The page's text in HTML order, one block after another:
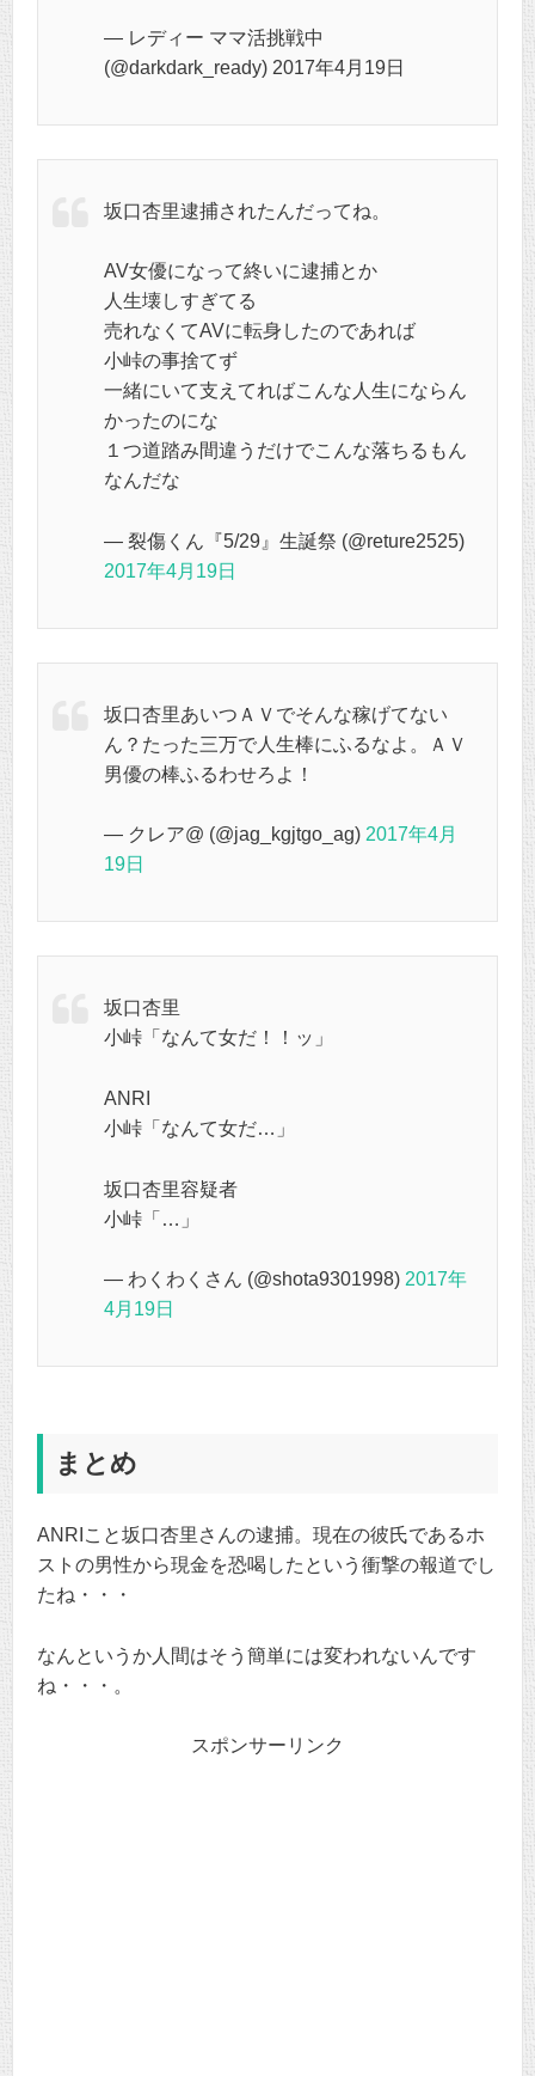
— レディー ママ活挑戦中
(@darkdark_ready) 2017年4月19日
坂口杏里逮捕されたんだってね。
AV女優になって終いに逮捕とか
人生壊しすぎてる
売れなくてAVに転身したのであれば
小峠の事捨てず
一緒にいて支えてればこんな人生にならん
かったのにな
１つ道踏み間違うだけでこんな落ちるもん
なんだな
— 裂傷くん『5/29』生誕祭 (@reture2525)
2017年4月19日
坂口杏里あいつＡＶでそんな稼げてない
ん？たった三万で人生棒にふるなよ。ＡＶ
男優の棒ふるわせろよ！
— クレア@ (@jag_kgjtgo_ag) 2017年4月
19日
坂口杏里
小峠「なんて女だ！！ッ」
ANRI
小峠「なんて女だ…」
坂口杏里容疑者
小峠「…」
— わくわくさん (@shota9301998) 2017年
4月19日
まとめ
ANRIこと坂口杏里さんの逮捕。現在の彼氏であるホ
ストの男性から現金を恐喝したという衝撃の報道でし
たね・・・
なんというか人間はそう簡単には変われないんです
ね・・・。
スポンサーリンク